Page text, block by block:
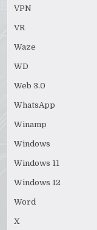
VPN
VR
Waze
WD
Web 3.0
WhatsApp
Winamp
Windows
Windows 11
Windows 12
Word
X